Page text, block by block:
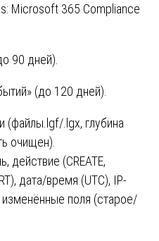
Microsoft 365 Compliance
90 дней).
(до 120 дней).
(файлы.lgf/.lgx, глубина
очищен).
действие (CREATE,
дата/время (UTC), IP-
поля (старое/